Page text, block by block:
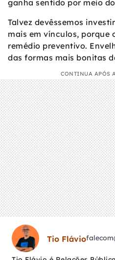
ganha sentido por meio
Talvez devêssemos
mais em vínculos, porque
remédio preventivo.
das formas mais bonitas
CONTINUA APÓS
Tio Flávio